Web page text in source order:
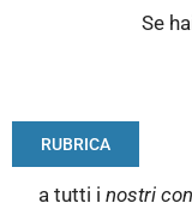
Se
RUBRICA
a tutti i nostri